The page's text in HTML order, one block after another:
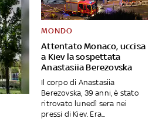
Attentato Monaco, uccisa
a Kiev la sospettata
Anastasiia Berezovska
MONDO
Il corpo di Anastasiia
Berezovska, 39 anni, è stato
ritrovato lunedì sera nei
pressi di Kiev. Era...